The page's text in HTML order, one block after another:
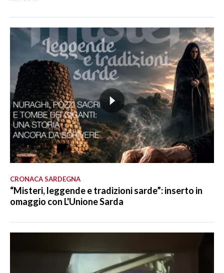
CRONACA SARDEGNA
“Misteri, leggende e tradizioni sarde”: inserto in
omaggio con L'Unione Sarda